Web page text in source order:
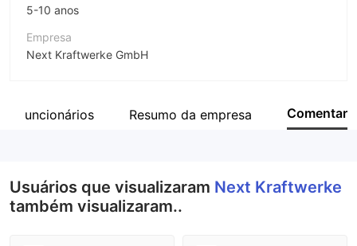
5-10 anos
Empresa
Next Kraftwerke GmbH
Funcionários Resumo da empresa Comentar
Usuários que visualizaram Next Kraftwerke
também visualizaram..